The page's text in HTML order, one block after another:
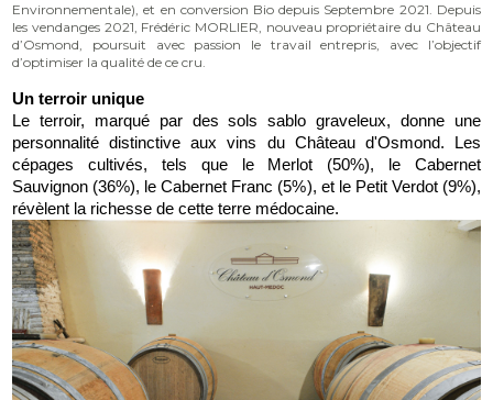
Environnementale), et en conversion Bio depuis Septembre 2021. Depuis
les vendanges 2021, Frédéric MORLIER, nouveau propriétaire du Château
d’Osmond, poursuit avec passion le travail entrepris, avec l’objectif
d’optimiser la qualité de ce cru.
Un terroir unique
Le terroir, marqué par des sols sablo graveleux, donne une
personnalité distinctive aux vins du Château d'Osmond. Les
cépages cultivés, tels que le Merlot (50%), le Cabernet
Sauvignon (36%), le Cabernet Franc (5%), et le Petit Verdot (9%),
révèlent la richesse de cette terre médocaine.